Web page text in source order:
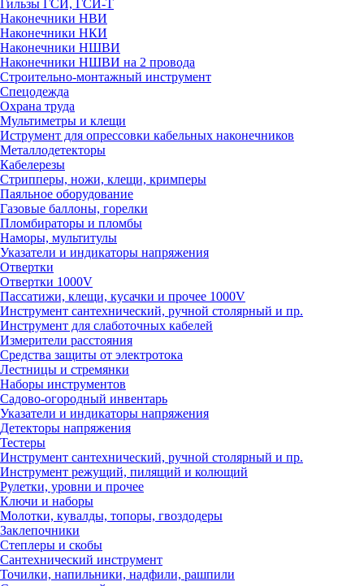
Гильзы ГСИ, ГСИ-Т
Наконечники НВИ
Наконечники НКИ
Наконечники НШВИ
Наконечники НШВИ на 2 провода
Строительно-монтажный инструмент
Спецодежда
Охрана труда
Мультиметры и клещи
Иструмент для опрессовки кабельных наконечников
Металлодетекторы
Кабелерезы
Стрипперы, ножи, клещи, кримперы
Паяльное оборудование
Газовые баллоны, горелки
Пломбираторы и пломбы
Наморы, мультитулы
Указатели и индикаторы напряжения
Отвертки
Отвертки 1000V
Пассатижи, клещи, кусачки и прочее 1000V
Инструмент сантехнический, ручной столярный и пр.
Инструмент для слаботочных кабелей
Измерители расстояния
Средства защиты от электротока
Лестницы и стремянки
Наборы инструментов
Садово-огородный инвентарь
Указатели и индикаторы напряжения
Детекторы напряжения
Тестеры
Инструмент сантехнический, ручной столярный и пр.
Инструмент режущий, пилящий и колющий
Рулетки, уровни и прочее
Ключи и наборы
Молотки, кувалды, топоры, гвоздодеры
Заклепочники
Степлеры и скобы
Сантехнический инструмент
Точилки, напильники, надфили, рашпили